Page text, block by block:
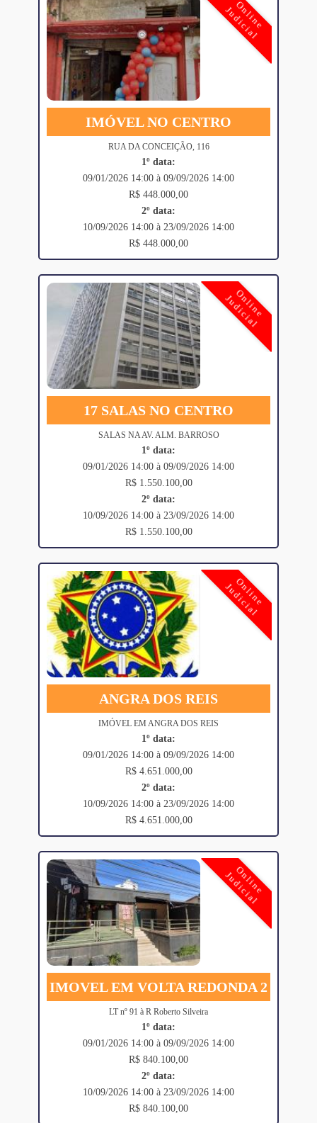
Online
Judicial
IMÓVEL NO CENTRO
RUA DA CONCEIÇÃO, 116
1º data:
09/01/2026 14:00 à 09/09/2026 14:00
R$ 448.000,00
2º data:
10/09/2026 14:00 à 23/09/2026 14:00
R$ 448.000,00
Online
Judicial
17 SALAS NO CENTRO
SALAS NA AV. ALM. BARROSO
1º data:
09/01/2026 14:00 à 09/09/2026 14:00
R$ 1.550.100,00
2º data:
10/09/2026 14:00 à 23/09/2026 14:00
R$ 1.550.100,00
Online
Judicial
ANGRA DOS REIS
IMÓVEL EM ANGRA DOS REIS
1º data:
09/01/2026 14:00 à 09/09/2026 14:00
R$ 4.651.000,00
2º data:
10/09/2026 14:00 à 23/09/2026 14:00
R$ 4.651.000,00
Online
Judicial
IMOVEL EM VOLTA REDONDA 2
LT nº 91 à R Roberto Silveira
1º data:
09/01/2026 14:00 à 09/09/2026 14:00
R$ 840.100,00
2º data:
10/09/2026 14:00 à 23/09/2026 14:00
R$ 840.100,00